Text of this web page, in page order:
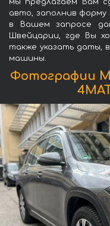
мы предлагаем Вам
авто, заполнив форму
в Вашем запросе
Швейцарии, где Вы
также указать даты,
машины.
Фотографии